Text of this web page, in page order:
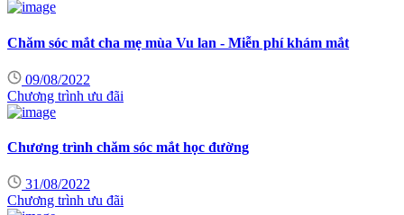
Chăm sóc mắt cha mẹ mùa Vu lan - Miễn phí khám mắt
09/08/2022
Chương trình ưu đãi
Chương trình chăm sóc mắt học đường
31/08/2022
Chương trình ưu đãi